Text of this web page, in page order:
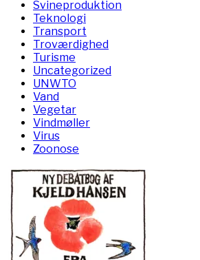
Svineproduktion
Teknologi
Transport
Troværdighed
Turisme
Uncategorized
UNWTO
Vand
Vegetar
Vindmøller
Virus
Zoonose